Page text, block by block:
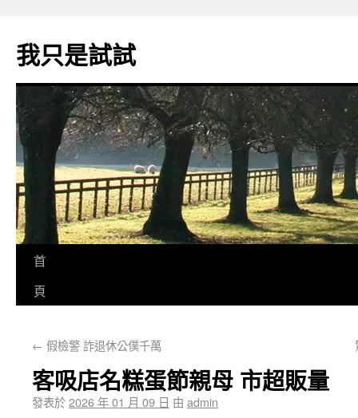
我只是試試
首
頁
← 假檢警 詐退休公僕千萬
客吸店名糕蛋節親母 市超販量
發表於2026 年 01 月 09 日 由 admin